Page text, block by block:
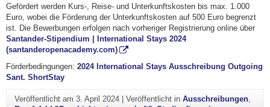
Gefördert werden Kurs-, Reise- und Unterkunftskosten bis max. 1.000
Euro, wobei die Förderung der Unterkunftskosten auf 500 Euro begrenzt
ist. Die Bewerbungen erfolgen nach vorheriger Registrierung online über
Santander-Stipendium | International Stays 2024
(santanderopenacademy.com)
Förderbedingungen: 2024 International Stays Ausschreibung Outgoing
Sant. ShortStay
Veröffentlicht am 3. April 2024| Veröffentlicht in Ausschreibungen,